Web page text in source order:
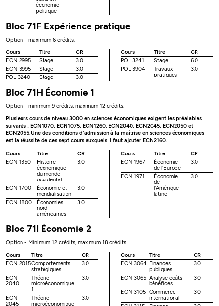
économie
politique
Bloc 71F Expérience pratique
Option - maximum 6 crédits.
Cours
Titre
CR
ECN 2995
Stage
3.0
ECN 3995
Stage
3.0
POL 3240
Stage 3.0
Cours Titre
CR
POL 3241
Stage
6.0
POL 3904
Travaux
pratiques
3.0
Bloc 71H Économie 1
Option - minimum 9 crédits, maximum 12 crédits.
Plusieurs cours de niveau 3000 en sciences économiques exigent les préalables
suivants : ECN1070, ECN1075, ECN1260, ECN2040, ECN2045, ECN2050 et
ECN2055.Une des conditions d'admission à la maîtrise en sciences économiques
est la réussite de ces sept cours auxquels il faut ajouter ECN2160.
Cours Titre
CR
ECN 1350
Histoire
économique
du monde
occidental
3.0
ECN 1700
Économie et
mondialisation
3.0
ECN 1800
Économies
nord-
américaines
3.0
Cours Titre
CR
ECN 1967
Économie
de l'Europe
3.0
ECN 1971
Économie
de
l'Amérique
latine
3.0
Bloc 71I Économie 2
Option - Minimum 12 crédits, maximum 18 crédits.
Cours
Titre
CR
ECN 2015Comportements
stratégiques
3.0
ECN
2040
Théorie
microéconomique
1
3.0
ECN
2045
Théorie
microéconomique
3.0
Cours Titre
CR
ECN 3064 Finances
publiques
3.0
ECN 3065 Analyse coûts-
bénéfices
3.0
ECN 3105 Commerce
international
3.0